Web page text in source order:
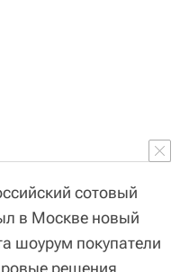
сотовый
в Москве новый
шоурум покупатели
решения